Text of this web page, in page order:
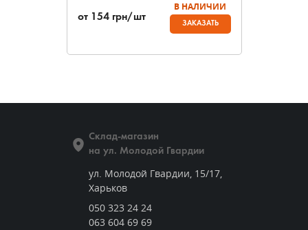
от 154 грн/шт
В НАЛИЧИИ
ЗАКАЗАТЬ
Склад-магазин
на ул. Молодой Гвардии
ул. Молодой Гвардии, 15/17,
Харьков
050 323 24 24
063 604 69 69